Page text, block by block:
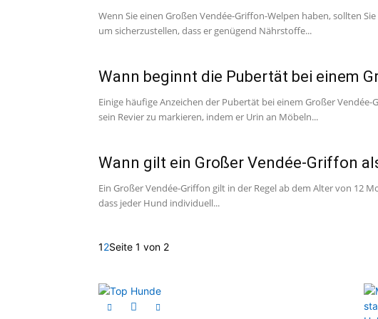
Wenn Sie einen Großen Vendée-Griffon-Welpen haben, sollten
um sicherzustellen, dass er genügend Nährstoffe...
Wann beginnt die Pubertät bei einem
Einige häufige Anzeichen der Pubertät bei einem Großer
sein Revier zu markieren, indem er Urin an Möbeln...
Wann gilt ein Großer Vendée-Griffon
Ein Großer Vendée-Griffon gilt in der Regel ab dem Alter von 12
dass jeder Hund individuell...
12Seite 1 von 2